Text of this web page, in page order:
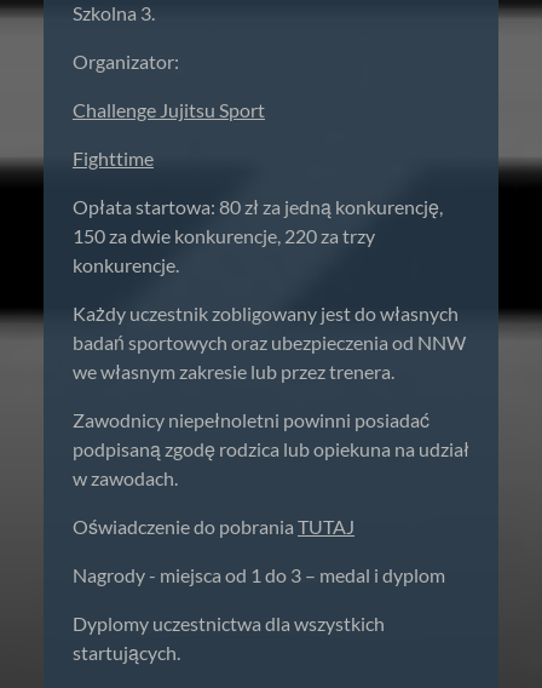
Szkolna 3.
Organizator:
Challenge Jujitsu Sport
Fighttime
Opłata startowa: 80 zł za jedną konkurencję,
150 za dwie konkurencje, 220 za trzy
konkurencje.
Każdy uczestnik zobligowany jest do własnych
badań sportowych oraz ubezpieczenia od NNW
we własnym zakresie lub przez trenera.
Zawodnicy niepełnoletni powinni posiadać
podpisaną zgodę rodzica lub opiekuna na udział
w zawodach.
Oświadczenie do pobrania TUTAJ
Nagrody - miejsca od 1 do 3 – medal i dyplom
Dyplomy uczestnictwa dla wszystkich
startujących.